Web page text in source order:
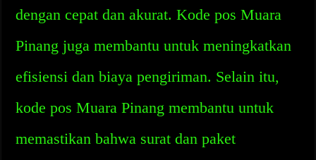
dengan cepat dan akurat. Kode pos Muara
Pinang juga membantu untuk meningkatkan
efisiensi dan biaya pengiriman. Selain itu,
kode pos Muara Pinang membantu untuk
memastikan bahwa surat dan paket